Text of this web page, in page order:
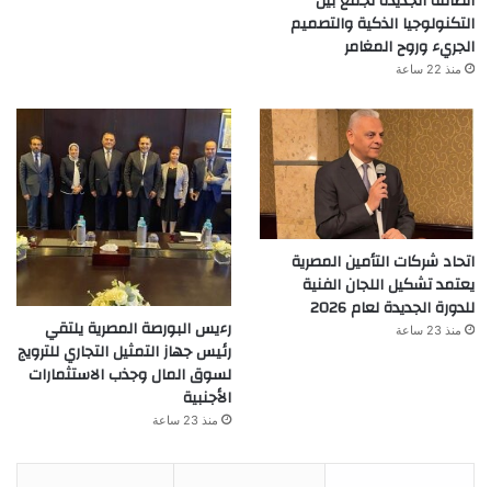
التكنولوجيا الذكية والتصميم
الجريء وروح المغامر
منذ 22 ساعة
اتحاد شركات التأمين المصرية
يعتمد تشكيل اللجان الفنية
للدورة الجديدة لعام 2026
منذ 23 ساعة
رءيس البورصة المصرية يلتقي
رئيس جهاز التمثيل التجاري للترويج
لسوق المال وجذب الاستثمارات
الأجنبية
منذ 23 ساعة